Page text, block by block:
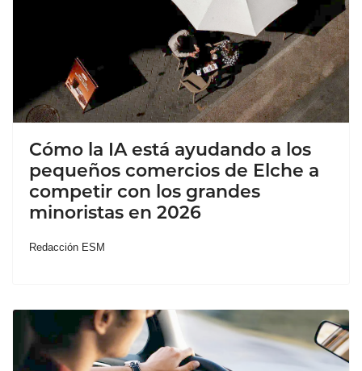
Cómo la IA está ayudando a los
pequeños comercios de Elche a
competir con los grandes
minoristas en 2026
Redacción ESM